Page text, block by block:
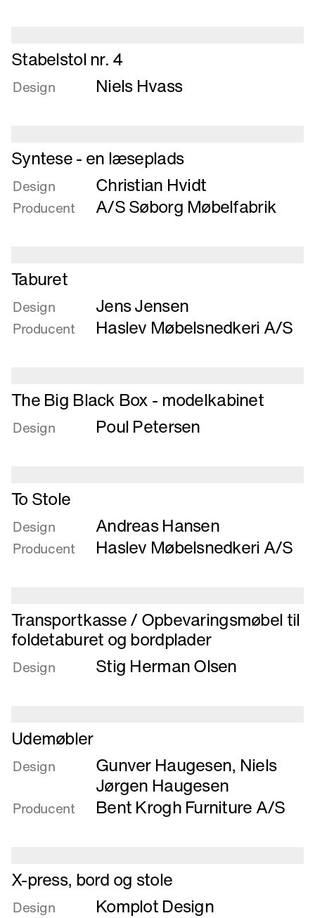
Læs
mere
om
Stabelstol nr. 4
Design Niels Hvass
Læs
mere
om
Syntese
-
Syntese - en læseplads
Design Christian Hvidt
Producent A/S Søborg Møbelfabrik
Læs
mere
om
Taburet
Taburet
Design Jens Jensen
Producent Haslev Møbelsnedkeri A/S
Læs
mere
om
Box
modelkabinet
The Big Black Box - modelkabinet
Design Poul Petersen
Læs
mere
om
To
Stole
To Stole
Design Andreas Hansen
Producent Haslev Møbelsnedkeri A/S
Læs
mere
om
Transportkasse
foldetaburet
og
bordplader
Transportkasse / Opbevaringsmøbel til
foldetaburet og bordplader
Design Stig Herman Olsen
Læs
mere
om
Udemøbler
Design Gunver Haugesen, Niels
Jørgen Haugesen
Producent Bent Krogh Furniture A/S
Læs
mere
om
X-press, bord og stole
Design
Komplot Design